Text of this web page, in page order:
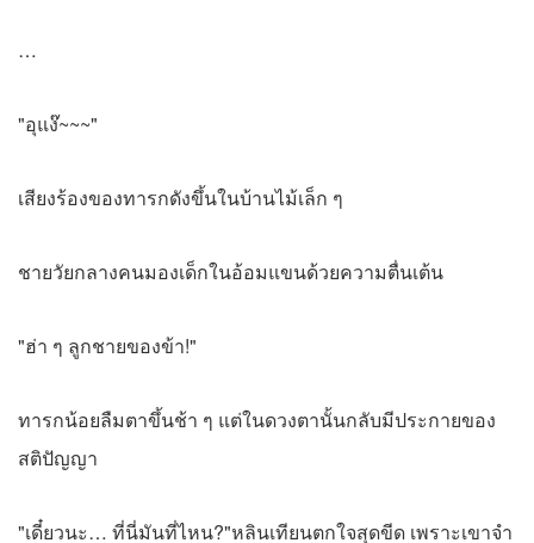
…
"อุแง๊~~~"
เสียงร้องของทารกดังขึ้นในบ้านไม้เล็ก ๆ
ชายวัยกลางคนมองเด็กในอ้อมแขนด้วยความตื่นเต้น
"ฮ่า ๆ ลูกชายของข้า!"
ทารกน้อยลืมตาขึ้นช้า ๆ แต่ในดวงตานั้นกลับมีประกายของ
สติปัญญา
"เดี๋ยวนะ… ที่นี่มันที่ไหน?"หลินเทียนตกใจสุดขีด เพราะเขาจำ